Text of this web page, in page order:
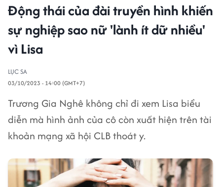
Động thái của đài truyền hình khiến
sự nghiệp sao nữ 'lành ít dữ nhiều'
vì Lisa
LỤC SA
03/10/2023 - 14:00 (GMT+7)
Trương Gia Nghê không chỉ đi xem Lisa biểu
diễn mà hình ảnh của cô còn xuất hiện trên tài
khoản mạng xã hội CLB thoát y.